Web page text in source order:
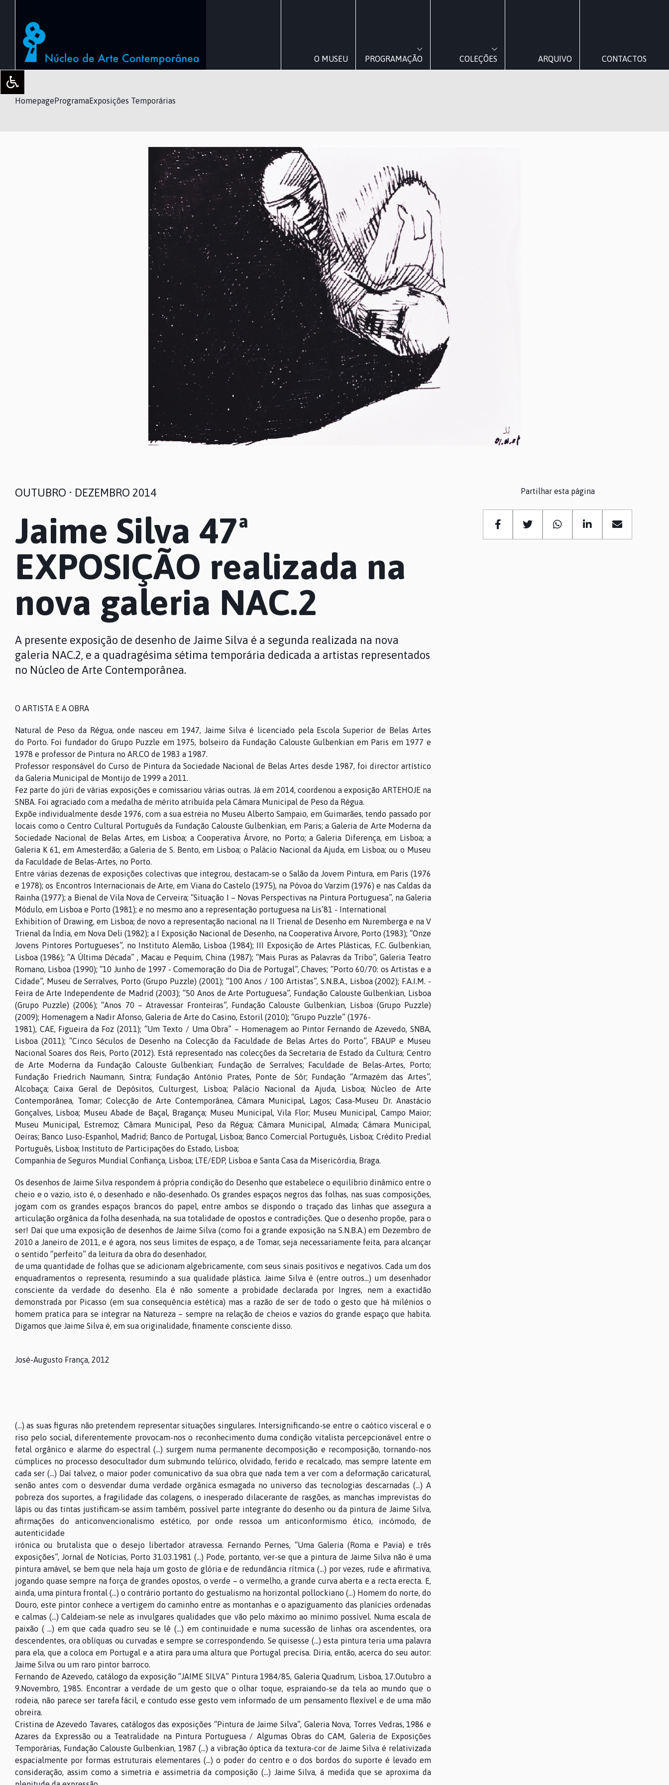
O MUSEU PROGRAMAÇÃO COLEÇÕES ARQUIVO CONTACTOS
HomepageProgramaExposições Temporárias
OUTUBRO • DEZEMBRO 2014
Jaime Silva 47ª
EXPOSIÇÃO realizada na
nova galeria NAC.2
A presente exposição de desenho de Jaime Silva é a segunda realizada na nova
galeria NAC.2, e a quadragésima sétima temporária dedicada a artistas representados
no Núcleo de Arte Contemporânea.
O ARTISTA E A OBRA
Natural de Peso da Régua, onde nasceu em 1947, Jaime Silva é licenciado pela Escola Superior de Belas Artes
do Porto. Foi fundador do Grupo Puzzle em 1975, bolseiro da Fundação Calouste Gulbenkian em Paris em 1977 e
1978 e professor de Pintura no AR.CO de 1983 a 1987.
Professor responsável do Curso de Pintura da Sociedade Nacional de Belas Artes desde 1987, foi director artístico
da Galeria Municipal de Montijo de 1999 a 2011.
Fez parte do júri de várias exposições e comissariou várias outras. Já em 2014, coordenou a exposição ARTEHOJE na
SNBA. Foi agraciado com a medalha de mérito atribuída pela Câmara Municipal de Peso da Régua.
Expõe individualmente desde 1976, com a sua estreia no Museu Alberto Sampaio, em Guimarães, tendo passado por
locais como o Centro Cultural Português da Fundação Calouste Gulbenkian, em Paris; a Galeria de Arte Moderna da
Sociedade Nacional de Belas Artes, em Lisboa; a Cooperativa Árvore, no Porto; a Galeria Diferença, em Lisboa; a
Galeria K 61, em Amesterdão; a Galeria de S. Bento, em Lisboa; o Palácio Nacional da Ajuda, em Lisboa; ou o Museu
da Faculdade de Belas-Artes, no Porto.
Entre várias dezenas de exposições colectivas que integrou, destacam-se o Salão da Jovem Pintura, em Paris (1976
e 1978); os Encontros Internacionais de Arte, em Viana do Castelo (1975), na Póvoa do Varzim (1976) e nas Caldas da
Rainha (1977); a Bienal de Vila Nova de Cerveira; “Situação I – Novas Perspectivas na Pintura Portuguesa”, na Galeria
Módulo, em Lisboa e Porto (1981); e no mesmo ano a representação portuguesa na Lis’81 - International
Exhibition of Drawing, em Lisboa; de novo a representação nacional na II Trienal de Desenho em Nuremberga e na V
Trienal da Índia, em Nova Deli (1982); a I Exposição Nacional de Desenho, na Cooperativa Árvore, Porto (1983); “Onze
Jovens Pintores Portugueses”, no Instituto Alemão, Lisboa (1984); III Exposição de Artes Plásticas, F.C. Gulbenkian,
Lisboa (1986); “A Última Década” , Macau e Pequim, China (1987); “Mais Puras as Palavras da Tribo”, Galeria Teatro
Romano, Lisboa (1990); “10 Junho de 1997 - Comemoração do Dia de Portugal”, Chaves; “Porto 60/70: os Artistas e a
Cidade”, Museu de Serralves, Porto (Grupo Puzzle) (2001); “100 Anos / 100 Artistas”, S.N.B.A., Lisboa (2002); F.A.I.M. -
Feira de Arte Independente de Madrid (2003); “50 Anos de Arte Portuguesa”, Fundação Calouste Gulbenkian, Lisboa
(Grupo Puzzle) (2006); “Anos 70 – Atravessar Fronteiras”, Fundação Calouste Gulbenkian, Lisboa (Grupo Puzzle)
(2009); Homenagem a Nadir Afonso, Galeria de Arte do Casino, Estoril (2010); “Grupo Puzzle” (1976-
1981), CAE, Figueira da Foz (2011); “Um Texto / Uma Obra” – Homenagem ao Pintor Fernando de Azevedo, SNBA,
Lisboa (2011); “Cinco Séculos de Desenho na Colecção da Faculdade de Belas Artes do Porto”, FBAUP e Museu
Nacional Soares dos Reis, Porto (2012). Está representado nas colecções da Secretaria de Estado da Cultura; Centro
de Arte Moderna da Fundação Calouste Gulbenkian; Fundação de Serralves; Faculdade de Belas-Artes, Porto;
Fundação Friedrich Naumann, Sintra; Fundação António Prates, Ponte de Sôr; Fundação “Armazém das Artes”,
Alcobaça; Caixa Geral de Depósitos, Culturgest, Lisboa; Palácio Nacional da Ajuda, Lisboa; Núcleo de Arte
Contemporânea, Tomar; Colecção de Arte Contemporânea, Câmara Municipal, Lagos; Casa-Museu Dr. Anastácio
Gonçalves, Lisboa; Museu Abade de Baçal, Bragança; Museu Municipal, Vila Flor; Museu Municipal, Campo Maior;
Museu Municipal, Estremoz; Câmara Municipal, Peso da Régua; Câmara Municipal, Almada; Câmara Municipal,
Oeiras; Banco Luso-Espanhol, Madrid; Banco de Portugal, Lisboa; Banco Comercial Português, Lisboa; Crédito Predial
Português, Lisboa; Instituto de Participações do Estado, Lisboa;
Companhia de Seguros Mundial Confiança, Lisboa; LTE/EDP, Lisboa e Santa Casa da Misericórdia, Braga.
Os desenhos de Jaime Silva respondem à própria condição do Desenho que estabelece o equilíbrio dinâmico entre o
cheio e o vazio, isto é, o desenhado e não-desenhado. Os grandes espaços negros das folhas, nas suas composições,
jogam com os grandes espaços brancos do papel, entre ambos se dispondo o traçado das linhas que assegura a
articulação orgânica da folha desenhada, na sua totalidade de opostos e contradições. Que o desenho propõe, para o
ser! Daí que uma exposição de desenhos de Jaime Silva (como foi a grande exposição na S.N.B.A.) em Dezembro de
2010 a Janeiro de 2011, e é agora, nos seus limites de espaço, a de Tomar, seja necessariamente feita, para alcançar
o sentido “perfeito” da leitura da obra do desenhador,
de uma quantidade de folhas que se adicionam algebricamente, com seus sinais positivos e negativos. Cada um dos
enquadramentos o representa, resumindo a sua qualidade plástica. Jaime Silva é (entre outros…) um desenhador
consciente da verdade do desenho. Ela é não somente a probidade declarada por Ingres, nem a exactidão
demonstrada por Picasso (em sua consequência estética) mas a razão de ser de todo o gesto que há milénios o
homem pratica para se integrar na Natureza – sempre na relação de cheios e vazios do grande espaço que habita.
Digamos que Jaime Silva é, em sua originalidade, finamente consciente disso.
José-Augusto França, 2012
(…) as suas figuras não pretendem representar situações singulares. Intersignificando-se entre o caótico visceral e o
riso pelo social, diferentemente provocam-nos o reconhecimento duma condição vitalista percepcionável entre o
fetal orgânico e alarme do espectral (…) surgem numa permanente decomposição e recomposição, tornando-nos
cúmplices no processo desocultador dum submundo telúrico, olvidado, ferido e recalcado, mas sempre latente em
cada ser (…) Daí talvez, o maior poder comunicativo da sua obra que nada tem a ver com a deformação caricatural,
senão antes com o desvendar duma verdade orgânica esmagada no universo das tecnologias descarnadas (…) A
pobreza dos suportes, a fragilidade das colagens, o inesperado dilacerante de rasgões, as manchas imprevistas do
lápis ou das tintas justificam-se assim também, possível parte integrante do desenho ou da pintura de Jaime Silva,
afirmações do anticonvencionalismo estético, por onde ressoa um anticonformismo ético, incómodo, de
autenticidade
irónica ou brutalista que o desejo libertador atravessa. Fernando Pernes, “Uma Galeria (Roma e Pavia) e três
exposições”, Jornal de Notícias, Porto 31.03.1981 (…) Pode, portanto, ver-se que a pintura de Jaime Silva não é uma
pintura amável, se bem que nela haja um gosto de glória e de redundância rítmica (…) por vezes, rude e afirmativa,
jogando quase sempre na força de grandes opostos, o verde – o vermelho, a grande curva aberta e a recta erecta. E,
ainda, uma pintura frontal (…) o contrário portanto do gestualismo na horizontal pollockiano (…) Homem do norte, do
Douro, este pintor conhece a vertigem do caminho entre as montanhas e o apaziguamento das planícies ordenadas
e calmas (…) Caldeiam-se nele as invulgares qualidades que vão pelo máximo ao mínimo possível. Numa escala de
paixão ( …) em que cada quadro seu se lê (…) em continuidade e numa sucessão de linhas ora ascendentes, ora
descendentes, ora oblíquas ou curvadas e sempre se correspondendo. Se quisesse (…) esta pintura teria uma palavra
para ela, que a coloca em Portugal e a atira para uma altura que Portugal precisa. Diria, então, acerca do seu autor:
Jaime Silva ou um raro pintor barroco.
Fernando de Azevedo, catálogo da exposição “JAIME SILVA” Pintura 1984/85, Galeria Quadrum, Lisboa, 17.Outubro a
9.Novembro, 1985. Encontrar a verdade de um gesto que o olhar toque, espraiando-se da tela ao mundo que o
rodeia, não parece ser tarefa fácil, e contudo esse gesto vem informado de um pensamento flexível e de uma mão
obreira.
Cristina de Azevedo Tavares, catálogos das exposições “Pintura de Jaime Silva”, Galeria Nova, Torres Vedras, 1986 e
Azares da Expressão ou a Teatralidade na Pintura Portuguesa / Algumas Obras do CAM, Galeria de Exposições
Temporárias, Fundação Calouste Gulbenkian, 1987 (…) a vibração óptica da textura-cor de Jaime Silva é relativizada
espacialmente por formas estruturais elementares (…) o poder do centro e o dos bordos do suporte é levado em
consideração, assim como a simetria e assimetria da composição (…) Jaime Silva, à medida que se aproxima da
Partilhar esta página